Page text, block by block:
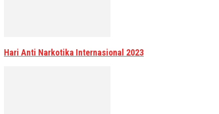
Hari Anti Narkotika Internasional 2023